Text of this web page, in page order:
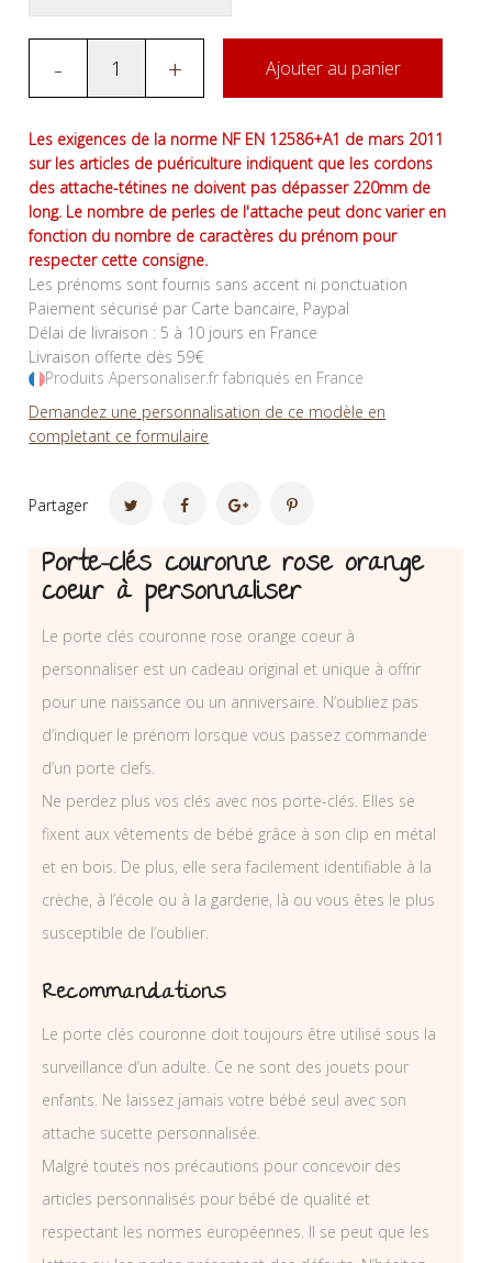
- + Ajouter au panier
Les exigences de la norme NF EN 12586+A1 de mars 2011
sur les articles de puériculture indiquent que les cordons
des attache-tétines ne doivent pas dépasser 220mm de
long. Le nombre de perles de l'attache peut donc varier en
fonction du nombre de caractères du prénom pour
respecter cette consigne.
Les prénoms sont fournis sans accent ni ponctuation
Paiement sécurisé par Carte bancaire, Paypal
Délai de livraison : 5 à 10 jours en France
Livraison offerte dès 59€
Produits Apersonaliser.fr fabriqués en France
Demandez une personnalisation de ce modèle en
completant ce formulaire
Partager
Porte-clés couronne rose orange
coeur à personnaliser
Le porte clés couronne rose orange coeur à
personnaliser est un cadeau original et unique à offrir
pour une naissance ou un anniversaire. N’oubliez pas
d’indiquer le prénom lorsque vous passez commande
d’un porte clefs.
Ne perdez plus vos clés avec nos porte-clés. Elles se
fixent aux vêtements de bébé grâce à son clip en métal
et en bois. De plus, elle sera facilement identifiable à la
crèche, à l’école ou à la garderie, là ou vous êtes le plus
susceptible de l’oublier.
Recommandations
Le porte clés couronne doit toujours être utilisé sous la
surveillance d’un adulte. Ce ne sont des jouets pour
enfants. Ne laissez jamais votre bébé seul avec son
attache sucette personnalisée.
Malgré toutes nos précautions pour concevoir des
articles personnalisés pour bébé de qualité et
respectant les normes européennes. Il se peut que les